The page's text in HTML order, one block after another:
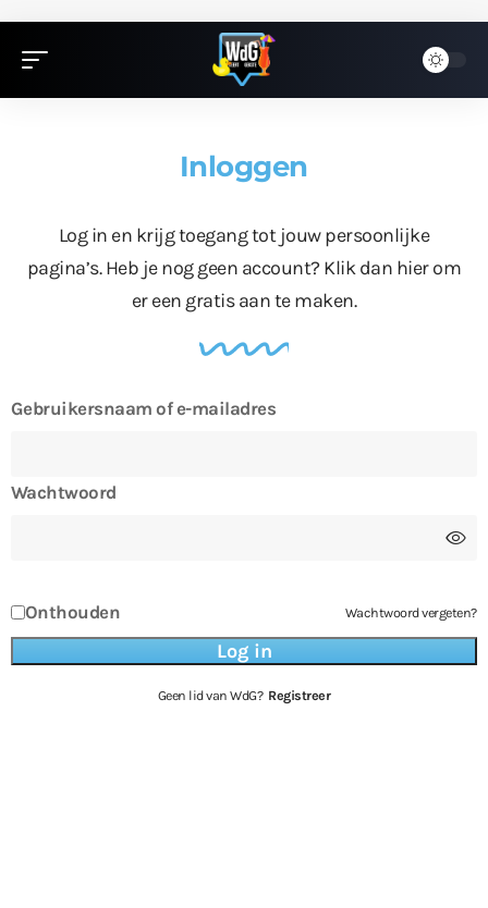
Inloggen
Log in en krijg toegang tot jouw persoonlijke
pagina’s. Heb je nog geen account? Klik dan hierom
er een gratis aan te maken.
Gebruikersnaam of e-mailadres
Wachtwoord
Onthouden Wachtwoord vergeten?
Geen lid van WdG? Registreer